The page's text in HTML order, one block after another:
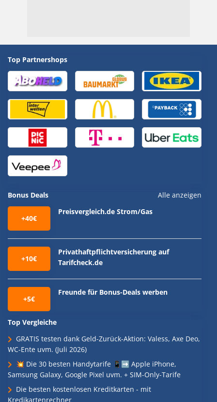
Top Partnershops
Bonus Deals Alle anzeigen
+40€
Preisvergleich.de Strom/Gas
+10€
Privathaftpflichtversicherung auf
Tarifcheck.de
+5€
Freunde für Bonus-Deals werben
Top Vergleiche
GRATIS testen dank Geld-Zurück-Aktion: Valess, Axe Deo,
WC-Ente uvm. (Juli 2026)
💥 Die 30 besten Handytarife 📱➡️ Apple iPhone,
Samsung Galaxy, Google Pixel uvm. + SIM-Only-Tarife
Die besten kostenlosen Kreditkarten - mit
Kredikartenrechner